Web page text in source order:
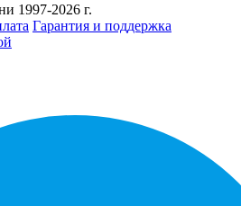
1997-2026 г.
Гарантия и поддержка